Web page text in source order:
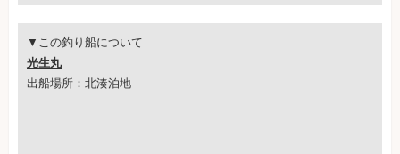
▼この釣り船について
光生丸
出船場所：北湊泊地